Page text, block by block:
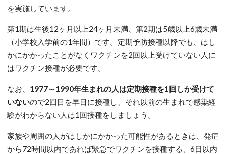
を実施しています。
第1期は生後12ヶ月以上24ヶ月未満、第2期は5歳以上6歳未満
（小学校入学前の1年間）です。定期予防接種以降でも、はし
かにかかったことがなくワクチンを2回以上受けていない人に
はワクチン接種が必要です。
なお、 1977～1990年生まれの人は定期接種を1回しか受けて
いないので2回目を早目に接種し、それ以前の生まれで感染経
験がわからない人は1回接種をしましょう。
家族や周囲の人がはしかにかかった可能性があるときは、発症
から72時間以内であれば緊急でワクチンを接種する、6日以内